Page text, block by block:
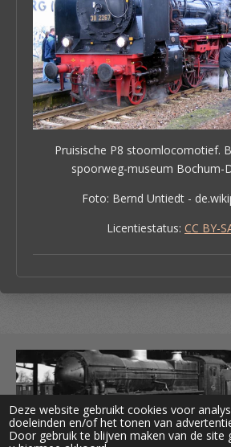
Deze website gebruikt cookies voor
doeleinden en/of het tonen van
Door gebruik te blijven maken van de site
Pruisische P8 stoomlocomotief.
spoorweg-museum Bochum-
Foto: Bernd Untiedt -
Licentiestatus: CC BY-